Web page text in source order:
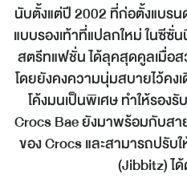
นับตั้งแต่ปี 2002 ที่ก่อตั้งแบร
แบบรองเท้าที่แปลกใหม่ ในซีซั่
สตรีทแฟชั่น ได้ลุคสุดคูลเมื่อส
โดยยังคงความนุ่มสบายไว้คง
โค้งมนเป็นพิเศษ ทำให้รอง
Crocs Bae ยังมาพร้อมกับส
ของ Crocs และสามารถปรับ
(Jibbitz) ไ